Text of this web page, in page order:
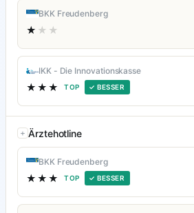
BKK Freudenberg
★ ★★
IKK - Die Innovationskasse
★★★ TOP ✓ BESSER
Ärztehotline
BKK Freudenberg
★★★ TOP ✓ BESSER